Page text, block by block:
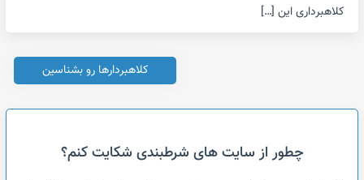
کلاهبرداری این […]
کلاهبردارها رو بشناسین
چطور از سایت های شرطبندی شکایت کنم؟